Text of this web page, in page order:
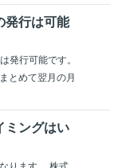
発行は可能
発行可能です。
とめて翌月の月
ミングはい